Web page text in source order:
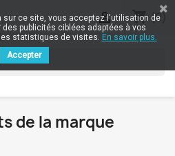
shopping_cart (0)

de la marque
sur ce site, vous acceptez l'utilisation de
des publicités ciblées adaptées à vos
statistiques de visites. En savoir plus.
Accepter